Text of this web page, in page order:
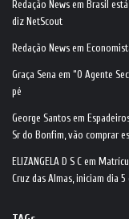
Redação News em Brasil
diz NetScout
Redação News em
Graça Sena em “O Agente
pé
George Santos em
Sr do Bonfim, vão comprar
ELIZANGELA D S C em
Cruz das Almas, iniciam dia